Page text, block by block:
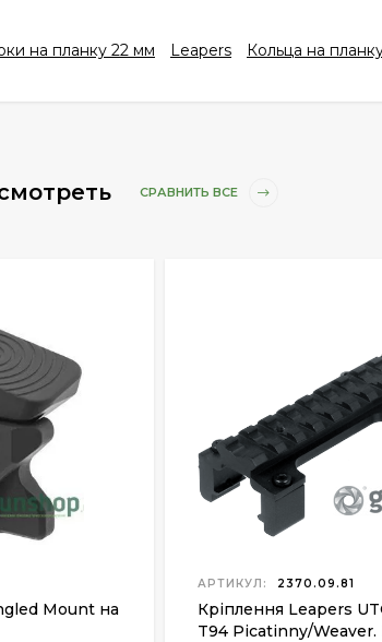
на планку 22 мм Leapers Кольца на
СРАВНИТЬ ВСЕ
Mount на
АРТИКУЛ: 2370.09.81
Кріплення Leapers
T94 Picatinny/Weaver.